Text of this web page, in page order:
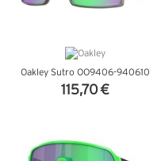
Oakley Sutro OO9406-940610
115,70 €